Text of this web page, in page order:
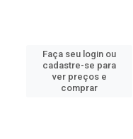
Faça seu login ou
cadastre-se para
ver preços e
comprar